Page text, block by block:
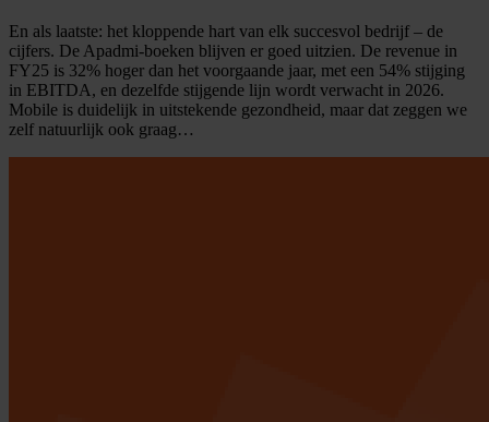
En als laatste: het kloppende hart van elk succesvol bedrijf – de
cijfers. De Apadmi‑boeken blijven er goed uitzien. De revenue in
FY25 is 32% hoger dan het voorgaande jaar, met een 54% stijging
in EBITDA, en dezelfde stijgende lijn wordt verwacht in 2026.
Mobile is duidelijk in uitstekende gezondheid, maar dat zeggen we
zelf natuurlijk ook graag…